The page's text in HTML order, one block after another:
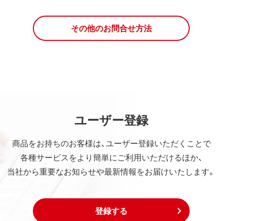
その他のお問合せ方法
ユーザー登録
商品をお持ちのお客様は、ユーザー登録いただくことで
各種サービスをより簡単にご利用いただけるほか、
当社から重要なお知らせや最新情報をお届けいたします。
登録する